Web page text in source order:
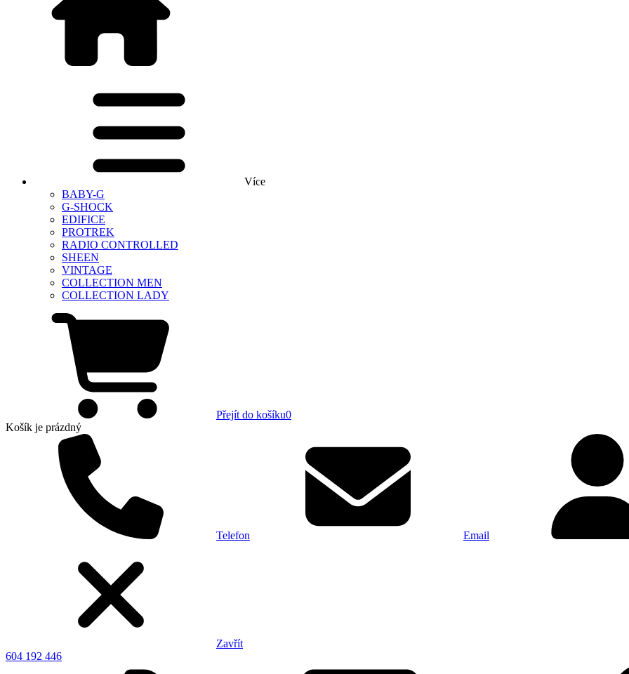
Více
BABY-G
G-SHOCK
EDIFICE
PROTREK
RADIO CONTROLLED
SHEEN
VINTAGE
COLLECTION MEN
COLLECTION LADY
Přejít do košíku0
Košík je prázdný
Telefon Email
Zavřít
604 192 446